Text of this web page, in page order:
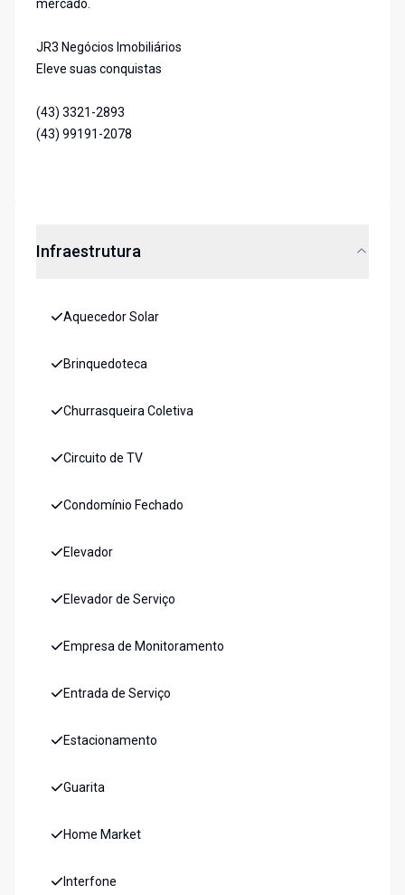
mercado.
JR3 Negócios Imobiliários
Eleve suas conquistas
(43) 3321-2893
(43) 99191-2078
Infraestrutura
Aquecedor Solar
Brinquedoteca
Churrasqueira Coletiva
Circuito de TV
Condomínio Fechado
Elevador
Elevador de Serviço
Empresa de Monitoramento
Entrada de Serviço
Estacionamento
Guarita
Home Market
Interfone